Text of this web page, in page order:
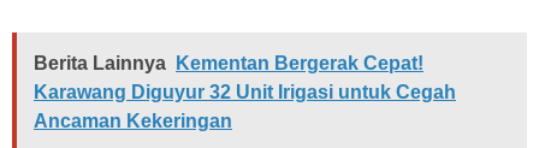
Berita Lainnya
Kementan Bergerak Cepat!
Karawang Diguyur 32 Unit Irigasi untuk Cegah
Ancaman Kekeringan